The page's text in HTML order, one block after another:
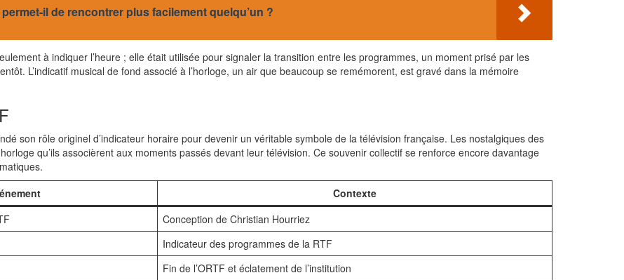
il de rencontrer plus facilement quelqu’un ?
à indiquer l’heure ; elle était utilisée pour signaler la transition entre les programmes, un moment prisé par les
L’indicatif musical de fond associé à l’horloge, un air que beaucoup se remémorent, est gravé dans la mémoire
son rôle originel d’indicateur horaire pour devenir un véritable symbole de la télévision française. Les nostalgiques des
qu’ils associèrent aux moments passés devant leur télévision. Ce souvenir collectif se renforce encore davantage
Contexte
Conception de Christian Hourriez
Indicateur des programmes de la RTF
Fin de l’ORTF et éclatement de l’institution